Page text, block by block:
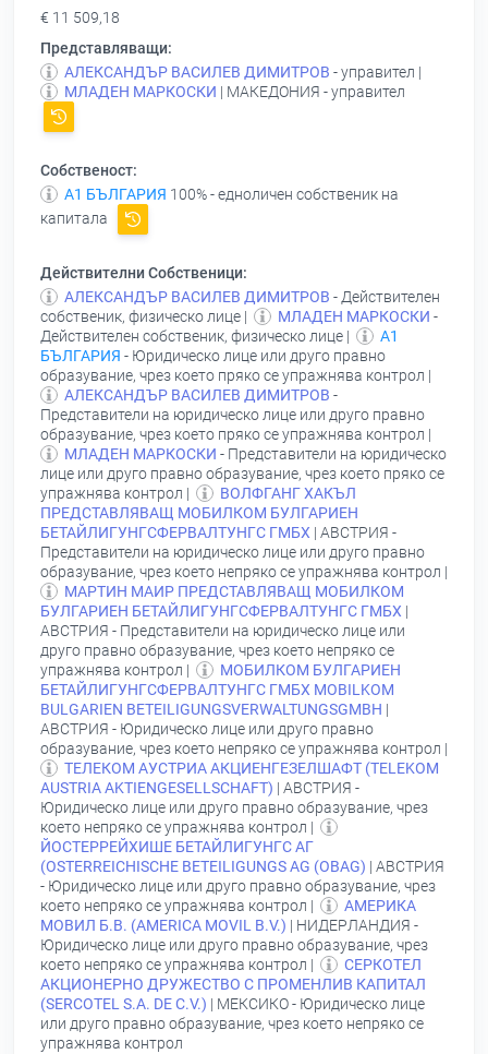
€ 11 509,18
Представляващи:
АЛЕКСАНДЪР ВАСИЛЕВ ДИМИТРОВ - управител |
МЛАДЕН МАРКОСКИ | МАКЕДОНИЯ - управител
Собственост:
А1 БЪЛГАРИЯ 100% - едноличен собственик на
капитала
Действителни Собственици:
АЛЕКСАНДЪР ВАСИЛЕВ ДИМИТРОВ - Действителен
собственик, физическо лице |
МЛАДЕН МАРКОСКИ -
Действителен собственик, физическо лице |
А1
БЪЛГАРИЯ - Юридическо лице или друго правно
образувание, чрез което пряко се упражнява контрол |
АЛЕКСАНДЪР ВАСИЛЕВ ДИМИТРОВ -
Представители на юридическо лице или друго правно
образувание, чрез което пряко се упражнява контрол |
МЛАДЕН МАРКОСКИ - Представители на юридическо
лице или друго правно образувание, чрез което пряко се
упражнява контрол |
ВОЛФГАНГ ХАКЪЛ
ПРЕДСТАВЛЯВАЩ МОБИЛКОМ БУЛГАРИЕН
БЕТАЙЛИГУНГСФЕРВАЛТУНГС ГМБХ | АВСТРИЯ -
Представители на юридическо лице или друго правно
образувание, чрез което непряко се упражнява контрол |
МАРТИН МАИР ПРЕДСТАВЛЯВАЩ МОБИЛКОМ
БУЛГАРИЕН БЕТАЙЛИГУНГСФЕРВАЛТУНГС ГМБХ |
АВСТРИЯ - Представители на юридическо лице или
друго правно образувание, чрез което непряко се
упражнява контрол |
МОБИЛКОМ БУЛГАРИЕН
БЕТАЙЛИГУНГСФЕРВАЛТУНГС ГМБХ MOBILKOM
BULGARIEN BETEILIGUNGSVERWALTUNGSGMBH |
АВСТРИЯ - Юридическо лице или друго правно
образувание, чрез което непряко се упражнява контрол |
ТЕЛЕКОМ АУСТРИА АКЦИЕНГЕЗЕЛШАФТ (TELEKOM
AUSTRIA AKTIENGESELLSCHAFT) | АВСТРИЯ -
Юридическо лице или друго правно образувание, чрез
което непряко се упражнява контрол |
ЙОСТЕРРЕЙХИШЕ БЕТАЙЛИГУНГС АГ
(OSTERREICHISCHE BETEILIGUNGS AG (OBAG) | АВСТРИЯ
- Юридическо лице или друго правно образувание, чрез
което непряко се упражнява контрол |
АМЕРИКА
МОВИЛ Б.В. (AMERICA MOVIL B.V.) | НИДЕРЛАНДИЯ -
Юридическо лице или друго правно образувание, чрез
което непряко се упражнява контрол |
СЕРКОТЕЛ
АКЦИОНЕРНО ДРУЖЕСТВО С ПРОМЕНЛИВ КАПИТАЛ
(SERCOTEL S.A. DE C.V.) | МЕКСИКО - Юридическо лице
или друго правно образувание, чрез което непряко се
упражнява контрол